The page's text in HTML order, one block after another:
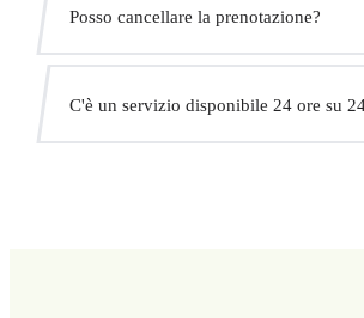
adatterà automaticamente l'orario di ritiro
aggiuntivi.
Posso cancellare la prenotazione?
Sì, puoi cancellare gratuitamente fino a 24
ritiro.
C'è un servizio disponibile 24 ore su